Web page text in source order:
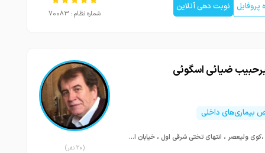
نوبت دهی آنلاین
شماره نظام : 70083
ضیائی اسگوئی
داخلی
تبریز ،کوی ولیعصر ، انتهای تختی شرقی اول ، خیابان استاندارد ، کلینیک مهتاب
(20 نفر)